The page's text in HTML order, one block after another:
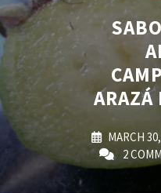
ARAZÁ
MARCH
2